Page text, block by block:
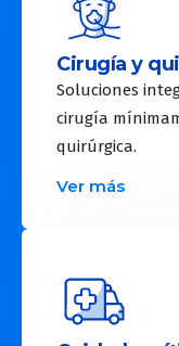
Cirugía y
Soluciones
cirugía
quirúrgica.
Ver más